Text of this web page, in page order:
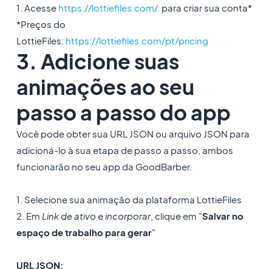
1. Acesse https://lottiefiles.com/para criar sua conta*
*Preços do
LottieFiles: https://lottiefiles.com/pt/pricing
3. Adicione suas
animações ao seu
passo a passo do app
Você pode obter sua URL JSON ou arquivo JSON para
adicioná-lo à sua etapa de passo a passo, ambos
funcionarão no seu app da GoodBarber.
1. Selecione sua animação da plataforma LottieFiles
2. Em Link de ativo eincorporar, clique em "Salvar no
espaço de trabalho para gerar"
URL JSON: